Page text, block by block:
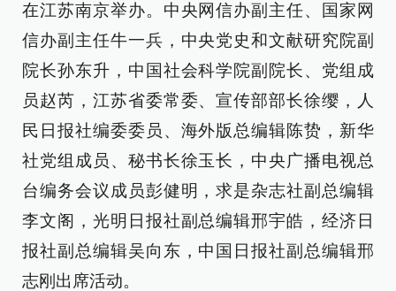
在江苏南京举办。中央网信办副主任、国家网
信办副主任牛一兵，中央党史和文献研究院副
院长孙东升，中国社会科学院副院长、党组成
员赵芮，江苏省委常委、宣传部部长徐缨，人
民日报社编委委员、海外版总编辑陈贽，新华
社党组成员、秘书长徐玉长，中央广播电视总
台编务会议成员彭健明，求是杂志社副总编辑
李文阁，光明日报社副总编辑邢宇皓，经济日
报社副总编辑吴向东，中国日报社副总编辑邢
志刚出席活动。